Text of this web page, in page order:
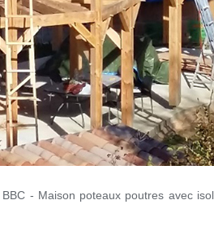
- Maison poteaux poutres avec